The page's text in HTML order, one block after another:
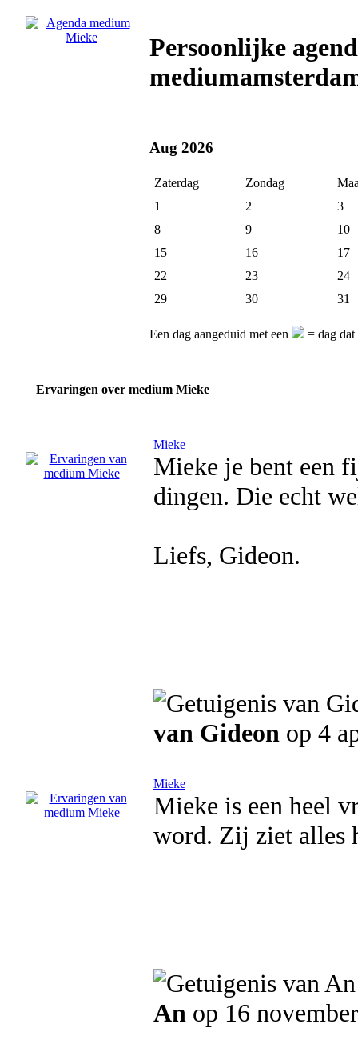
Persoonlijke
Aug 2026
Zaterdag Zondag
1
2
3
8
9
10
15
16
17
22
23
24
29
30 31
Een dag aangeduid met een = dag
Ervaringen over medium Mieke
Mieke
Mieke je bent een
dingen. Die echt
Liefs, Gideon.
van Gideon op 4
Mieke
Mieke is een heel
word. Zij ziet alles
An op 16